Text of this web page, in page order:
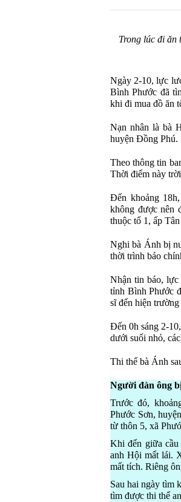
Trong lúc đi ăn
Ngày 2-10, lực
Bình Phước đã
khi đi mua đồ ăn
Nạn nhân là bà
huyện Đồng Phú.
Theo thông tin
Thời điểm này
Đến khoảng
không được nên
thuộc tổ 1, ấp
Nghi bà Ánh bị
thời trình báo
Nhận tin báo,
tỉnh Bình Phước
sĩ đến hiện
Đến 0h sáng 2-
dưới suối nhỏ,
Thi thể bà Ánh
Người đàn ông
Trước đó,
Phước Sơn,
từ thôn 5, xã
Khi đến giữa
anh Hội mất lái.
mất tích. Riêng
Sau hai ngày tìm
tìm được thi thể